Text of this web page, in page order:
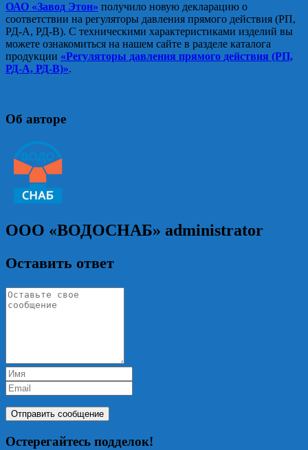
ОАО «Завод Этон» получило новую декларацию о
соответствии на регуляторы давления прямого действия (РП,
РД-А, РД-В). С техническими характеристиками изделий вы
можете ознакомиться на нашем сайте в разделе каталога
продукции «Регуляторы давления прямого действия (РП,
РД-А, РД-В)».
Об авторе
ООО «ВОДОСНАБ» administrator
Оставить ответ
Остерегайтесь подделок!